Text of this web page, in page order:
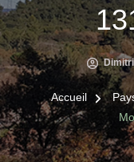
Accueil